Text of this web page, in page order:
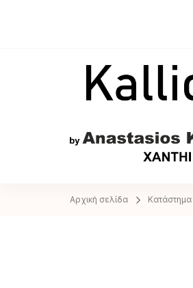
Αρχική σελίδα Κατάστημα